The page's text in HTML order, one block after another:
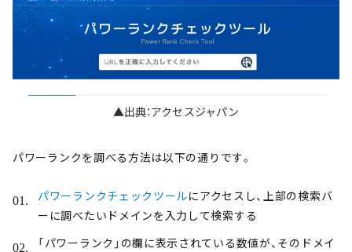
▲出典：アクセスジャパン
パワーランクを調べる方法は以下の通りです。
パワーランクチェックツールにアクセスし、上部の検索バ
ーに調べたいドメインを入力して検索する
「パワーランク」の欄に表示されている数値が、そのドメイ